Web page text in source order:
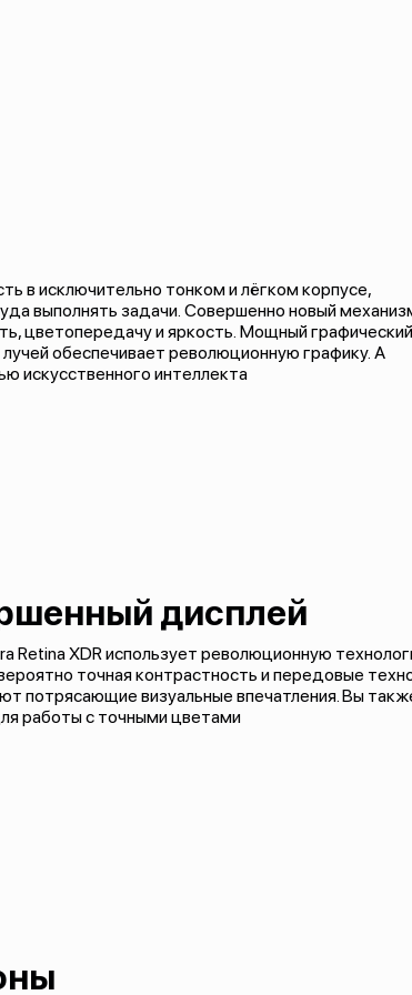
в исключительно тонком и лёгком корпусе,
выполнять задачи. Совершенно новый
цветопередачу и яркость. Мощный графический
обеспечивает революционную графику. А
искусственного интеллекта
дисплей
Retina XDR использует революционную
точная контрастность и передовые
потрясающие визуальные впечатления. Вы
работы с точными цветами